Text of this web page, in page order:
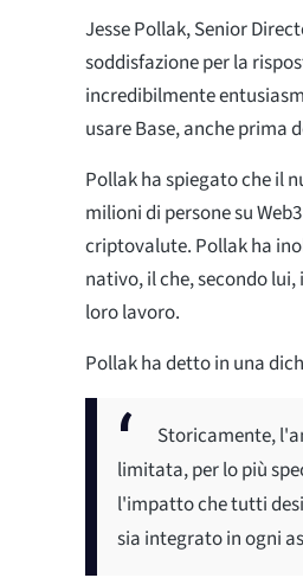
Jesse Pollak, Senior
soddisfazione per la
incredibilmente
usare Base, anche prima
Pollak ha spiegato che il
milioni di persone su
criptovalute. Pollak ha
nativo, il che, secondo
loro lavoro.
Pollak ha detto in una
Storicamente,
limitata, per lo più
l'impatto che tutti
sia integrato in ogni